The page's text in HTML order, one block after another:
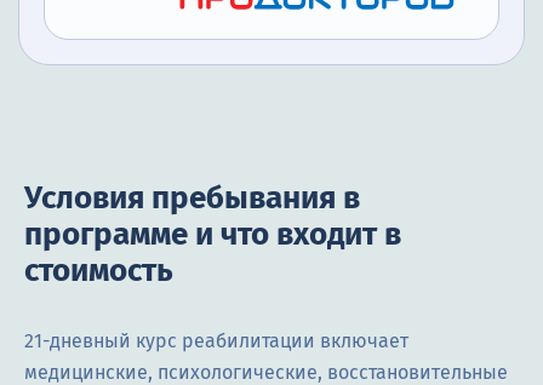
Условия пребывания в
программе и что входит в
стоимость
21-дневный курс реабилитации включает
медицинские, психологические, восстановительные